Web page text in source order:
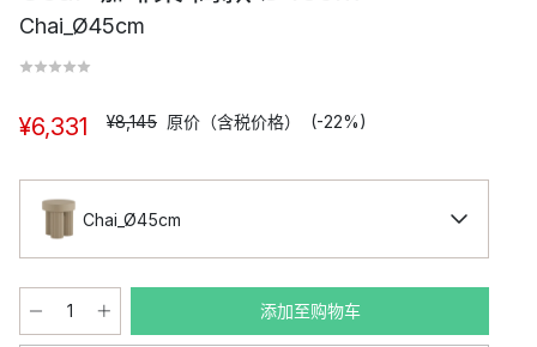
Chai_Ø45cm
¥6,331 ¥8,145 原价（含税价格） (-22%)
Chai_Ø45cm
添加至购物车